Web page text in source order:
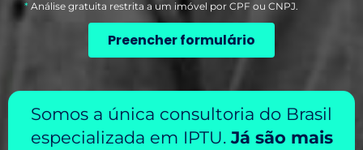
* Análise gratuita restrita a um imóvel por CPF ou CNPJ.
Preencher formulário
Somos a única consultoria do Brasil
especializada em IPTU. Já são mais